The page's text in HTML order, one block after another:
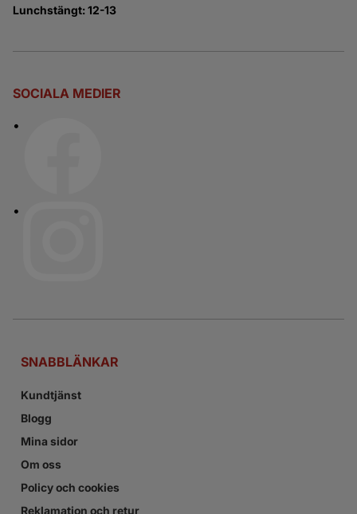
Lunchstängt: 12-13
SOCIALA MEDIER
SNABBLÄNKAR
Kundtjänst
Blogg
Mina sidor
Om oss
Policy och cookies
Reklamation och retur